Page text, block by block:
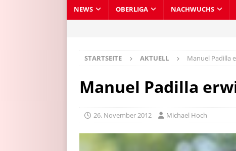
NEWS OBERLIGA NACHWUCHS
STARTSEITE AKTUELL Manuel Padilla
Manuel Padilla
26. November 2012 Michael Hoch